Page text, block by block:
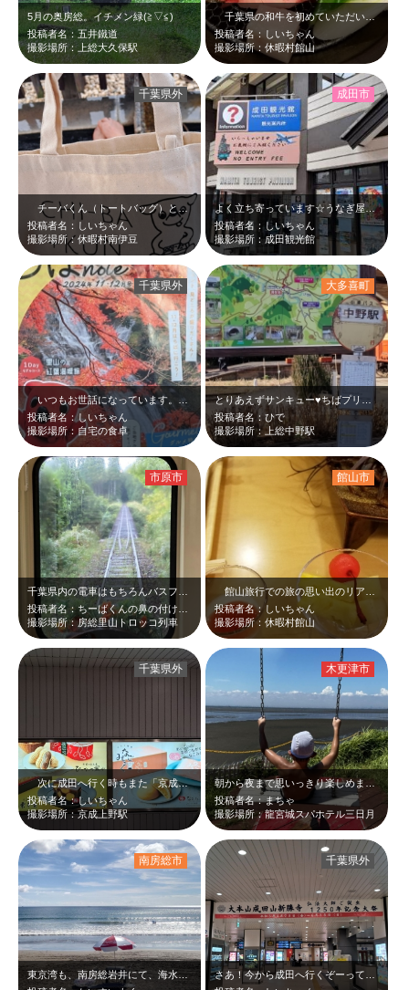
5月の奥房総。イチメン緑(⁠≧⁠▽⁠≦⁠)
投稿者名：五井鐵道
撮影場所：上総大久保駅
千葉県の和牛を初めていただいたのが、休暇村館山ででしたー＼(^o^) ／霜降…
投稿者名：しいちゃん
撮影場所：休暇村館山
チーバくん（トートバッグ）と一緒に足湯♪大丈夫、落としませんでした！！しーっ…
投稿者名：しいちゃん
撮影場所：休暇村南伊豆
千葉県外
よく立ち寄っています☆うなぎ屋さんも近くですし☆
投稿者名：しいちゃん
撮影場所：成田観光館
成田市
いつもお世話になっています。『ちばnote』、見つける度に読んでいます。表紙…
投稿者名：しいちゃん
撮影場所：自宅の食卓
千葉県外
投稿者名：ひで
撮影場所：上総中野駅
大多喜町
撮影場所：房総里山トロッコ列車
市原市
投稿者名：しいちゃん
撮影場所：休暇村館山
館山市
次に成田へ行く時もまた「京成上野駅」から…。「なごみの米屋人気だな～」と次回…
投稿者名：しいちゃん
撮影場所：京成上野駅
千葉県外
朝から夜まで思いっきり楽しめました！
投稿者名：まちゃ
撮影場所：龍宮城スパホテル三日月
木更津市
東京湾も、南房総岩井にて、海水浴♪夏。
南房総市 千葉県外